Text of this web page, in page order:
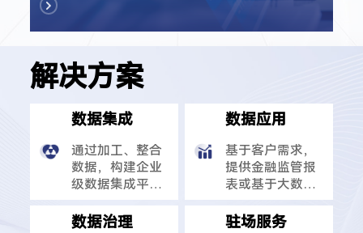
解决方案
数据集成
通过加工、整合
数据，构建企业
级数据集成平
现数据共享，为
数据应用
基于客户需求，
提供金融监管报
表或基于大数据
平台的开发与运
维等服务。
数据治理 驻场服务